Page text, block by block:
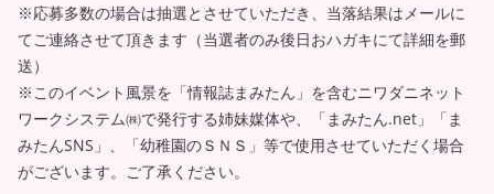
※応募多数の場合は抽選とさせていただき、当落結果はメールに
てご連絡させて頂きます（当選者のみ後日おハガキにて詳細を郵
送）
※このイベント風景を「情報誌まみたん」を含むニワダニネット
ワークシステム㈱で発行する姉妹媒体や、「まみたん.net」「ま
みたんSNS」、「幼稚園のＳＮＳ」等で使用させていただく場合
がございます。ご了承ください。